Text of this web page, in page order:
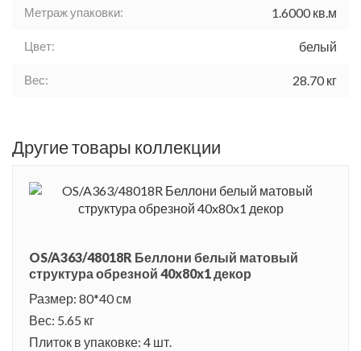
Метраж упаковки: 1.6000 кв.м
Цвет: белый
Вес: 28.70 кг
Другие товары коллекции
OS/A363/48018R Беллони белый матовый
структура обрезной 40x80x1 декор
Размер: 80*40 см
Вес: 5.65 кг
Плиток в упаковке: 4 шт.